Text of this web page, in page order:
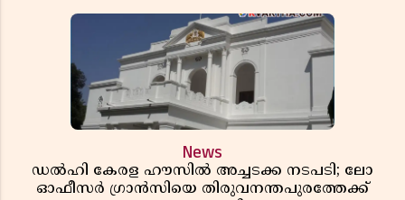
News
ഡൽഹി കേരള ഹൗസിൽ അച്ചടക്ക നടപടി; ലോ
ഓഫീസർ ഗ്രാൻസിയെ തിരുവനന്തപുരത്തേക്ക്